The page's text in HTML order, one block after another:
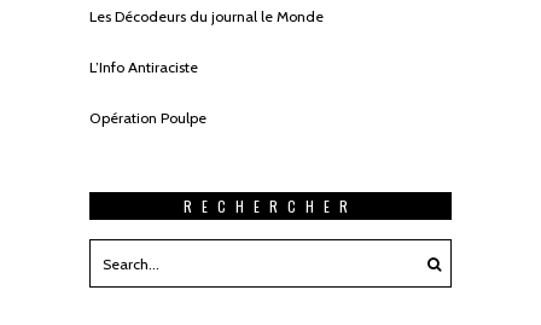
Les Décodeurs du journal le Monde
L’Info Antiraciste
Opération Poulpe
RECHERCHER